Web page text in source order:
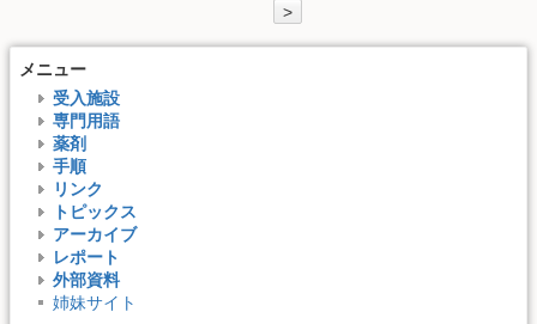
>
メニュー
受入施設
専門用語
薬剤
手順
リンク
トピックス
アーカイブ
レポート
外部資料
姉妹サイト